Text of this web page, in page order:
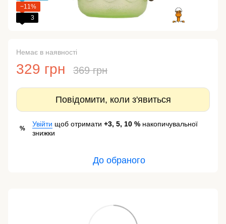
−11%
3
Немає в наявності
329 грн 369 грн
Повідомити, коли з'явиться
%
Увійти щоб отримати +3, 5, 10 % накопичувальної
знижки
До обраного